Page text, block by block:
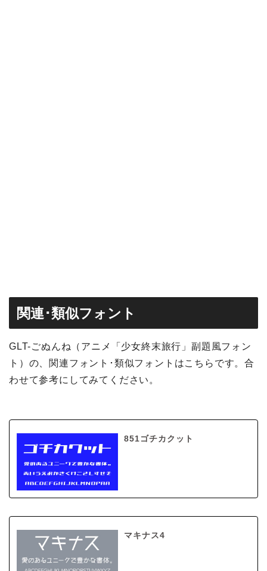
関連･類似フォント
GLT-ごぬんね（アニメ「少女終末旅行」副題風フォン
ト）の、関連フォント･類似フォントはこちらです。合
わせて参考にしてみてください。
851ゴチカクット
マキナス4